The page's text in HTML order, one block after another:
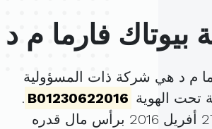
بيوتاك فارما م د
م د هي شركة ذات المسؤولية
تحت الهوية B01230622016
.